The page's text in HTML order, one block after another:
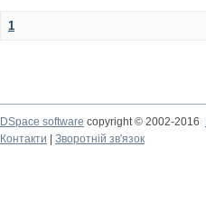
1
DSpace software copyright © 2002-2016
Контакти
Зворотній зв'язок